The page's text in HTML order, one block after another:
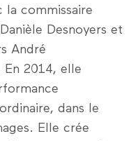
la commissaire
Desnoyers et
André
En 2014, elle
dans le
Elle crée